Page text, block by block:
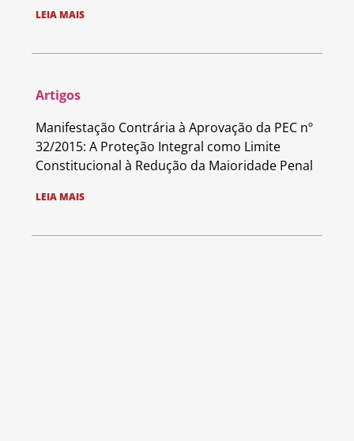
LEIA MAIS
Artigos
Manifestação Contrária à Aprovação da PEC nº
32/2015: A Proteção Integral como Limite
Constitucional à Redução da Maioridade Penal
LEIA MAIS